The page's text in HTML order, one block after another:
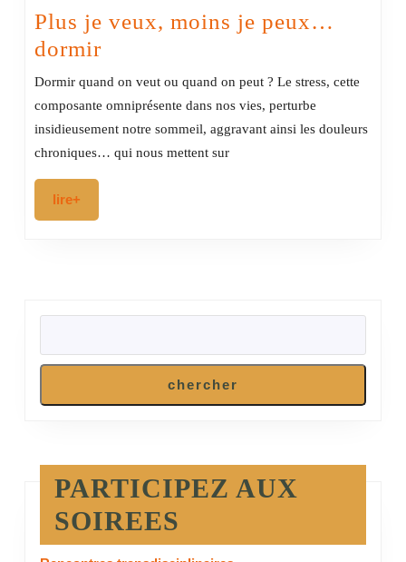
Plus je veux, moins je peux…
dormirPlus
je
veux,
moins
je
Dormir quand on veut ou quand on peut ? Le stress, cette
composante omniprésente dans nos vies, perturbe
insidieusement notre sommeil, aggravant ainsi les douleurs
chroniques… qui nous mettent sur
lire+
chercher
PARTICIPEZ AUX
SOIREES